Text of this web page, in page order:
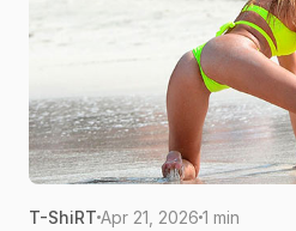
T-ShiRT Apr 21, 2026 1 min